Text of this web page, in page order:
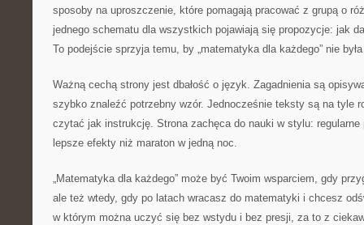
sposoby na uproszczenie, które pomagają pracować z grupą o
jednego schematu dla wszystkich pojawiają się propozycje: jak
To podejście sprzyja temu, by „matematyka dla każdego” nie
Ważną cechą strony jest dbałość o język. Zagadnienia są
szybko znaleźć potrzebny wzór. Jednocześnie teksty są na tyle
czytać jak instrukcję. Strona zachęca do nauki w stylu:
lepsze efekty niż maraton w jedną noc.
„Matematyka dla każdego” może być Twoim wsparciem, gdy
ale też wtedy, gdy po latach wracasz do matematyki i chcesz
w którym można uczyć się bez wstydu i bez presji, za to z